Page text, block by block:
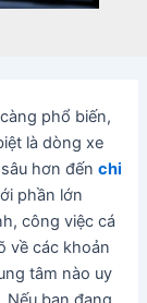
phổ biến,
là dòng xe
hơn đến chi
phần lớn
công việc cá
về các khoản
tâm nào uy